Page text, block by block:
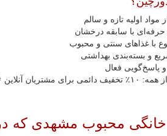
مواد اولیه تازه و سالم
حرفه‌ای با سابقه درخشان
با غذاهای سنتی و محبوب
و بسته‌بندی بهداشتی
و پاسخ‌گویی فعال
مشتریان آنلاین 🎉